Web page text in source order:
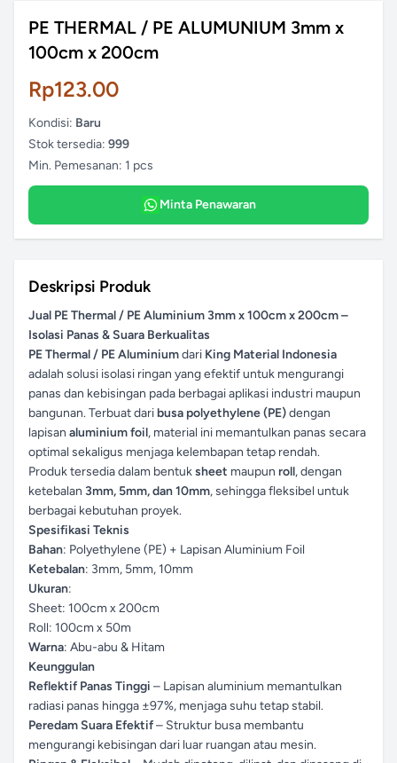
PE THERMAL / PE ALUMUNIUM 3mm x
100cm x 200cm
Rp123.00
Kondisi: Baru
Stok tersedia: 999
Min. Pemesanan: 1 pcs
Minta Penawaran
Deskripsi Produk
Jual PE Thermal / PE Aluminium 3mm x 100cm x 200cm –
Isolasi Panas & Suara Berkualitas
PE Thermal / PE Aluminiumdari King Material Indonesia
adalah solusi isolasi ringan yang efektif untuk mengurangi
panas dan kebisingan pada berbagai aplikasi industri maupun
bangunan. Terbuat daribusa polyethylene (PE)dengan
lapisan aluminium foil, material ini memantulkan panas secara
optimal sekaligus menjaga kelembapan tetap rendah.
Produk tersedia dalam bentuksheet maupun roll, dengan
ketebalan 3mm, 5mm, dan 10mm, sehingga fleksibel untuk
berbagai kebutuhan proyek.
Spesifikasi Teknis
Bahan: Polyethylene (PE) + Lapisan Aluminium Foil
Ketebalan: 3mm, 5mm, 10mm
Ukuran:
Sheet: 100cm x 200cm
Roll: 100cm x 50m
Warna: Abu-abu & Hitam
Keunggulan
Reflektif Panas Tinggi – Lapisan aluminium memantulkan
radiasi panas hingga ±97%, menjaga suhu tetap stabil.
Peredam Suara Efektif– Struktur busa membantu
mengurangi kebisingan dari luar ruangan atau mesin.